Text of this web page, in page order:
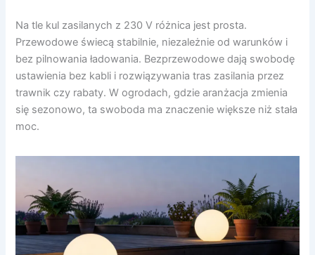
Na tle kul zasilanych z 230 V różnica jest prosta.
Przewodowe świecą stabilnie, niezależnie od warunków i
bez pilnowania ładowania. Bezprzewodowe dają swobodę
ustawienia bez kabli i rozwiązywania tras zasilania przez
trawnik czy rabaty. W ogrodach, gdzie aranżacja zmienia
się sezonowo, ta swoboda ma znaczenie większe niż stała
moc.